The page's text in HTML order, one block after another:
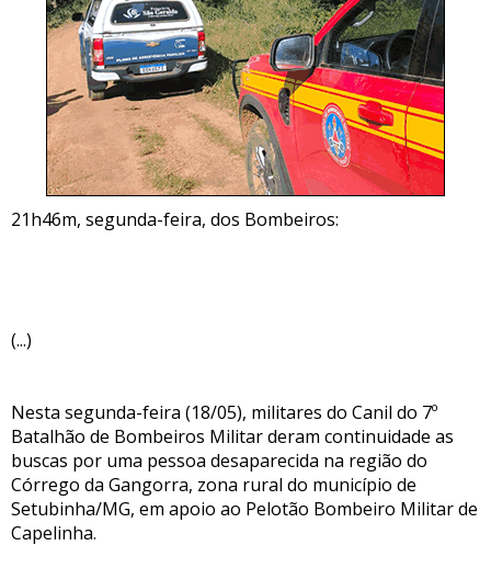
21h46m, segunda-feira, dos Bombeiros:
(...)
Nesta segunda-feira (18/05), militares do Canil do 7º
Batalhão de Bombeiros Militar deram continuidade as
buscas por uma pessoa desaparecida na região do
Córrego da Gangorra, zona rural do município de
Setubinha/MG, em apoio ao Pelotão Bombeiro Militar de
Capelinha.